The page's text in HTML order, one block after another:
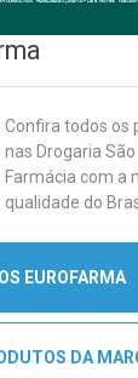
Confira todos os
nas Drogaria
Farmácia com a
qualidade do
EUROFARMA
DA